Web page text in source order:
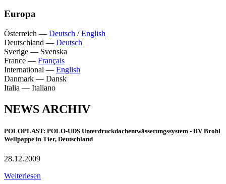
Europa
Österreich — Deutsch /English
Deutschland — Deutsch
Sverige — Svenska
France — Français
International — English
Danmark — Dansk
Italia — Italiano
NEWS ARCHIV
POLOPLAST: POLO-UDS Unterdruckdachentwässerungssystem - BV Brohl
Wellpappe in Tier, Deutschland
28.12.2009
Weiterlesen